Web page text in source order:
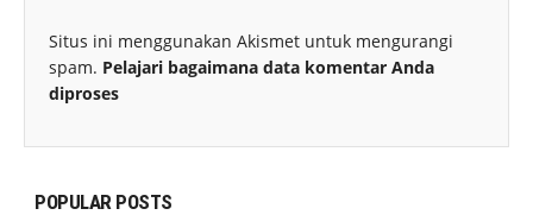
Situs ini menggunakan Akismet untuk mengurangi
spam. Pelajari bagaimana data komentar Anda
diproses
POPULAR POSTS